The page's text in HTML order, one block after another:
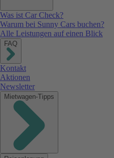
Was ist Car Check?
Warum bei Sunny Cars buchen?
Alle Leistungen auf einen Blick
FAQ
Kontakt
Aktionen
Newsletter
Mietwagen-Tipps